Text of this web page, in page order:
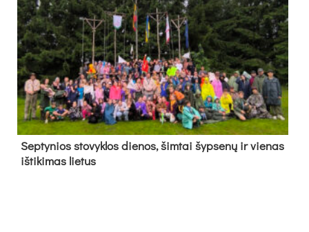
Sep­ty­nios sto­vyk­los die­nos, šim­tai šyp­se­nų ir vie­nas
iš­ti­ki­mas lie­tus